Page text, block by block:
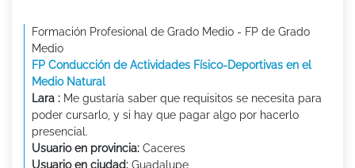
Formación Profesional de Grado Medio - FP de Grado
Medio
FP Conducción de Actividades Físico-Deportivas en el
Medio Natural
Lara : Me gustaría saber que requisitos se necesita para
poder cursarlo, y si hay que pagar algo por hacerlo
presencial.
Usuario en provincia: Caceres
Usuario en ciudad: Guadalupe